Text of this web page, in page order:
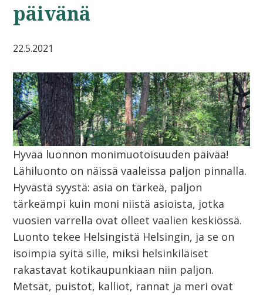
päivänä
22.5.2021
Hyvää luonnon monimuotoisuuden päivää!
Lähiluonto on näissä vaaleissa paljon pinnalla.
Hyvästä syystä: asia on tärkeä, paljon
tärkeämpi kuin moni niistä asioista, jotka
vuosien varrella ovat olleet vaalien keskiössä.
Luonto tekee Helsingistä Helsingin, ja se on
isoimpia syitä sille, miksi helsinkiläiset
rakastavat kotikaupunkiaan niin paljon.
Metsät, puistot, kalliot, rannat ja meri ovat